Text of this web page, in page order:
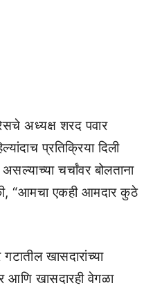
अध्यक्ष शरद पवार
प्रतिक्रिया दिली
चर्चांवर बोलताना
“आमचा एकही आमदार कुठे
खासदारांच्या
आणि खासदारही वेगळा